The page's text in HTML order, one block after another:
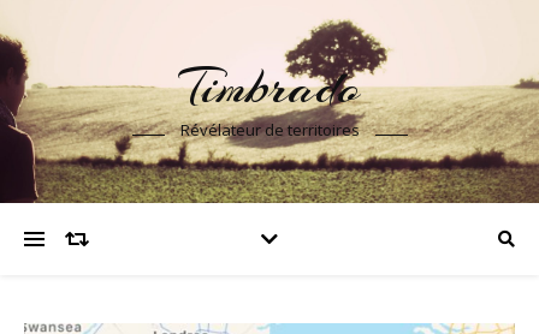
Timbrado
Révélateur de territoires